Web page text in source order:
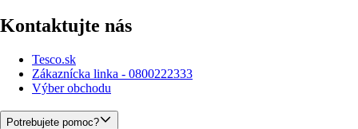
Kontaktujte nás
Tesco.sk
Zákaznícka linka - 0800222333
Výber obchodu
Potrebujete pomoc?